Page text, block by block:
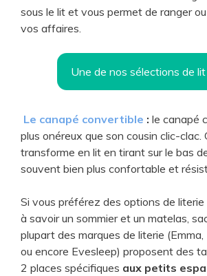
sous le lit et vous permet de ranger
vos affaires.
Une de nos sélections de
Le canapé convertible : le canapé
plus onéreux que son cousin clic-clac.
transforme en lit en tirant sur le bas
souvent bien plus confortable et
Si vous préférez des options de literie
à savoir un sommier et un matelas,
plupart des marques de literie (Emma,
ou encore Evesleep) proposent des
2 places spécifiques aux petits